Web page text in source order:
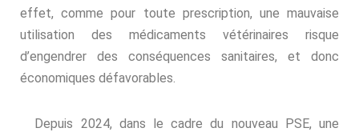
effet, comme pour toute prescription, une mauvaise
utilisation des médicaments vétérinaires risque
d’engendrer des conséquences sanitaires, et donc
économiques défavorables.
Depuis 2024, dans le cadre du nouveau PSE, une